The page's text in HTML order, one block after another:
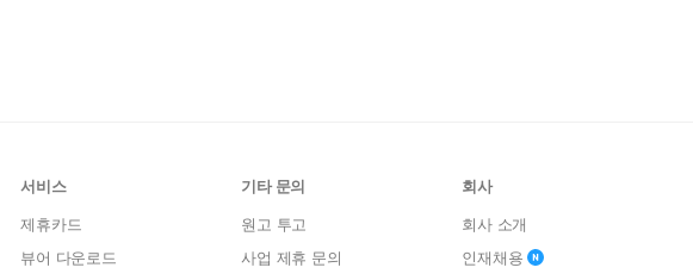
서비스
제휴카드
뷰어 다운로드
기타 문의
원고 투고
사업 제휴 문의
회사
회사 소개
인재채용